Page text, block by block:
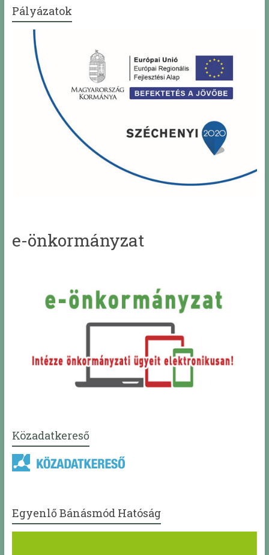
Pályázatok
e-önkormányzat
Közadatkereső
Egyenlő Bánásmód Hatóság